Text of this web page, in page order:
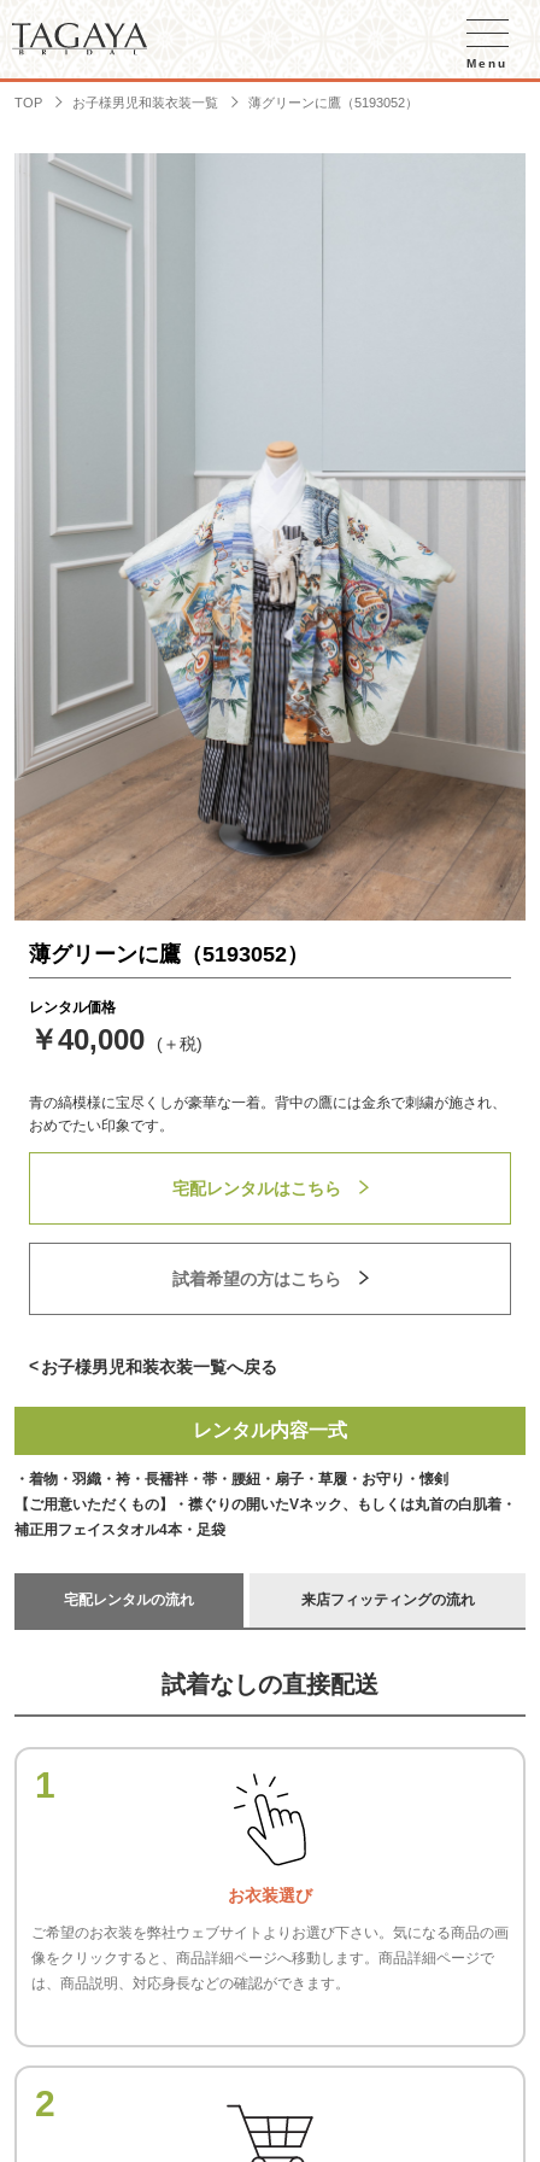
Menu
TOP お子様男児和装衣装一覧 薄グリーンに鷹（5193052）
薄グリーンに鷹（5193052）
レンタル価格
￥40,000 (＋税)
青の縞模様に宝尽くしが豪華な一着。背中の鷹には金糸で刺繍が施され、
おめでたい印象です。
宅配レンタルはこちら
試着希望の方はこちら
<お子様男児和装衣装一覧へ戻る
レンタル内容一式
・着物・羽織・袴・長襦袢・帯・腰紐・扇子・草履・お守り・懐剣
【ご用意いただくもの】・襟ぐりの開いたVネック、もしくは丸首の白肌着・
補正用フェイスタオル4本・足袋
宅配レンタルの流れ 来店フィッティングの流れ
試着なしの直接配送
1
お衣装選び
ご希望のお衣装を弊社ウェブサイトよりお選び下さい。気になる商品の画
像をクリックすると、商品詳細ページへ移動します。商品詳細ページで
は、商品説明、対応身長などの確認ができます。
2